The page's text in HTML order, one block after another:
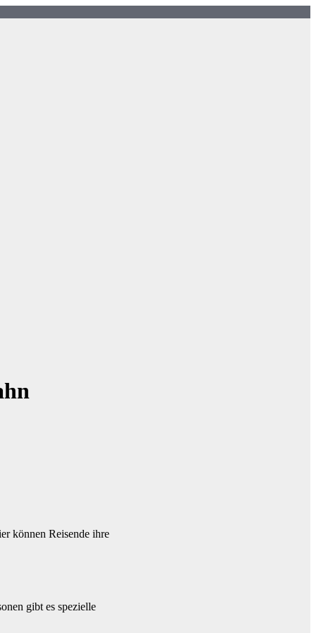
können Reisende ihre
gibt es spezielle